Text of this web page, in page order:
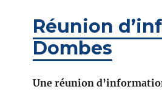
Réunion
Dombes
Une réunion